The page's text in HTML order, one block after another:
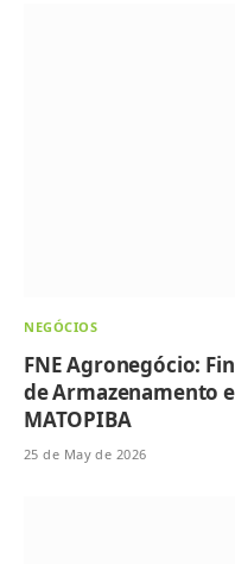
NEGÓCIOS
FNE Agronegócio:
de Armazenamento
MATOPIBA
25 de May de 2026